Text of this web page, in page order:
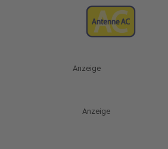
Anzeige
Anzeige